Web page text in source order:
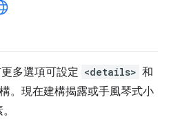
多選項可設定 <details> 和
。現在建構揭露或手風琴式小